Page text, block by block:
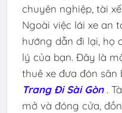
chuyên nghiệp, tài
Ngoài việc lái xe an
hướng dẫn đi lại, họ
lý của bạn. Đây là
thuê xe đưa đón
Trang Đi Sài Gòn .
mở và đóng cửa,